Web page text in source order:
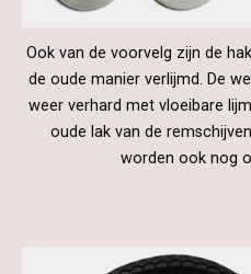
Ook van de voorvelg zijn de
de oude manier verlijmd. De
weer verhard met vloeibare
oude lak van de
worden ook nog